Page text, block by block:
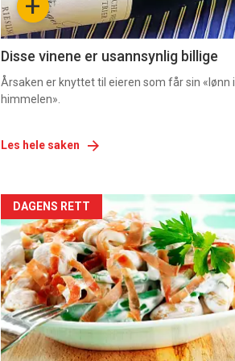
2
Disse vinene er usannsynlig billige
Årsaken er knyttet til eieren som får sin «lønn i
himmelen».
Les hele saken
Forsiden
akkurat
nå
-
5
DAGENS RETT